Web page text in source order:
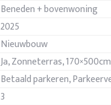
Beneden + bovenwoning
2025
Nieuwbouw
Ja, Zonneterras, 170×500cm
3